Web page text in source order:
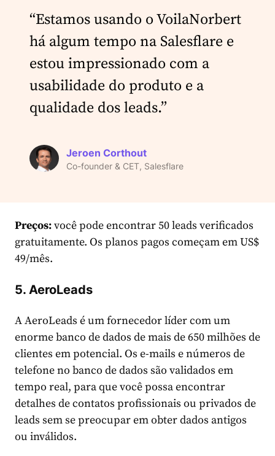
“Estamos usando o VoilaNorbert
há algum tempo na Salesflare e
estou impressionado com a
usabilidade do produto e a
qualidade dos leads.”
Jeroen Corthout
Co-founder & CET, Salesflare
Preços:você pode encontrar 50 leads verificados
gratuitamente. Os planos pagos começam em US$
49/mês.
5. AeroLeads
A AeroLeads é um fornecedor líder com um
enorme banco de dados de mais de 650 milhões de
clientes em potencial. Os e-mails e números de
telefone no banco de dados são validados em
tempo real, para que você possa encontrar
detalhes de contatos profissionais ou privados de
leads sem se preocupar em obter dados antigos
ou inválidos.